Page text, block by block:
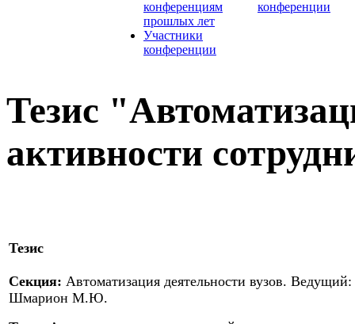
конференциям
прошлых лет
Участники
конференции
конференции
Тезис
активности
Тезис
Секция: Автоматизация деятельности вузов. Ведущий:
Шмарион М.Ю.